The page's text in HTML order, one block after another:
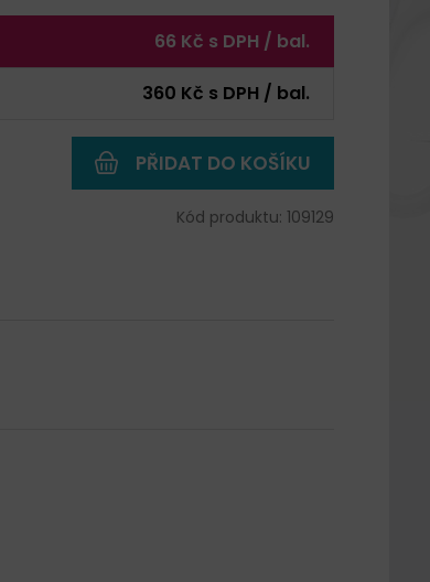
66 Kč s DPH / bal.
360 Kč s DPH / bal.
PŘIDAT DO KOŠÍKU
Kód produktu: 109129